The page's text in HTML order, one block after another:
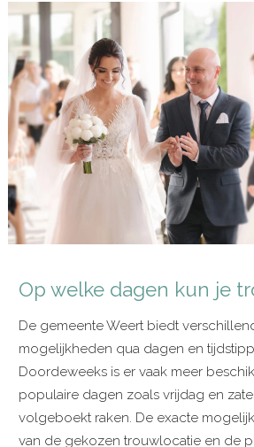
Op welke dagen kun je
De gemeente Weert biedt
mogelijkheden qua dagen en
Doordeweeks is er vaak meer
populaire dagen zoals vrijdag en
volgeboekt raken. De exacte
van de gekozen trouwlocatie en de